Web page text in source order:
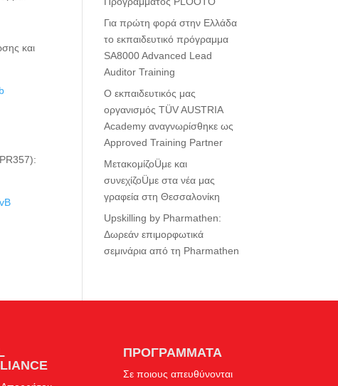
και
Για πρώτη φορά στην Ελλάδα
το εκπαιδευτικό πρόγραμμα
SA8000 Advanced Lead
Auditor Training
Ο εκπαιδευτικός μας
οργανισμός TÜV AUSTRIA
Academy αναγνωρίσθηκε ως
Approved Training Partner
ΜετακομίζοÜμε και
συνεχίζοÜμε στα νέα μας
γραφεία στη Θεσσαλονίκη
Upskilling by Pharmathen:
Δωρεάν επιμορφωτικά
σεμινάρια από τη Pharmathen
ΠΡΟΓΡΑΜΜΑΤΑ
Σε ποιους απευθύνονται